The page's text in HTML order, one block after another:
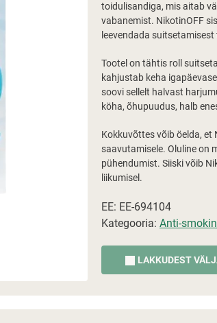
toidulisandiga, mis aitab
vabanemist. NikotinOFF
leevendada
Tootel on tähtis roll
kahjustab keha
soovi sellelt halvast
köha, õhupuudus, halb
Kokkuvõttes võib öelda,
saavutamisele. Oluline on
pühendumist. Siiski võib
liikumisel.
EE: EE-694104
Kategooria: Anti-
LAKKUDEST